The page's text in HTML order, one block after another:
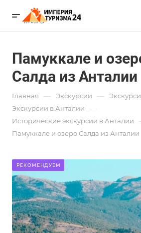
Памуккале и
Салда из Анталии
Главная — Экскурсии —
Экскурсии в Анталии —
Исторические экскурсии в Анталии
Памуккале и озеро Салда из Анталии
РЕКОМЕНДУЕМ